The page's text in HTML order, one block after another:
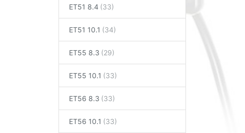
ET51 8.4
ET51 10.1
ET55 8.3
ET55 10.1
ET56 8.3
ET56 10.1